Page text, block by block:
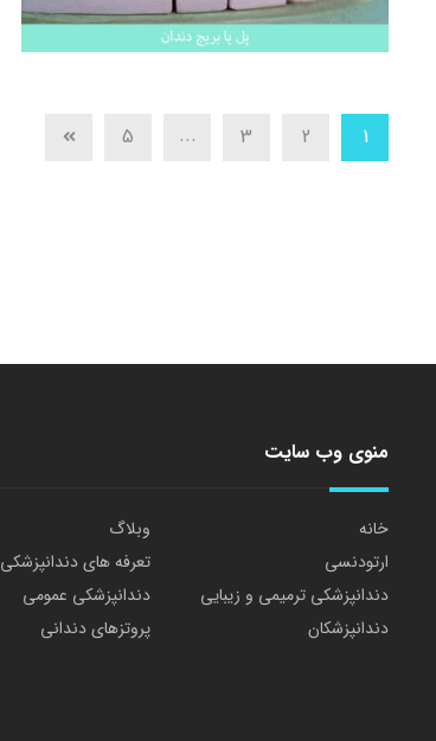
1
2
3
...
5
منوی وب سایت
خانه
وبلاگ
ارتودنسی
تعرفه های دندانپزشکی
دندانپزشکی ترمیمی و زیبایی
دندانپزشکی عمومی
دندانپزشکان
پروتزهای دندانی